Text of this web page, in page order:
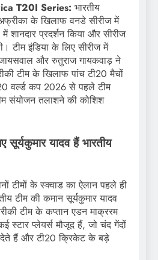
T20I Series: भारतीय
के खिलाफ वनडे सीरीज में
शानदार प्रदर्शन किया और सीरीज
टीम इंडिया के लिए सीरीज में
और रुतुराज गायकवाड़ ने
टीम के खिलाफ पांच टी20 मैचों
वर्ल्ड कप 2026 से पहले टीम
संयोजन तलाशने की कोशिश
यादव हैं भारतीय
टीमों के स्क्वाड का ऐलान पहले ही
टीम की कमान सूर्यकुमार यादव
टीम के कप्तान एडन माक्ररम
स्टार प्लेयर्स मौजूद हैं, जो चंद गेंदों
हैं और टी20 क्रिकेट के बड़े